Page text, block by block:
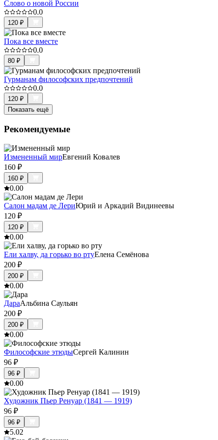
Слово о новой России
0.0
120 ₽
Пока все вместе
0.0
80 ₽
Гурманам философских предпочтений
0.0
120 ₽
Показать ещё
Рекомендуемые
Измененный мирЕвгений Ковалев
160 ₽
160 ₽
0.00
Салон мадам де ЛериЮрий и Аркадий Видинеевы
120 ₽
120 ₽
0.00
Ели халву, да горько во ртуЕлена Семёнова
200 ₽
200 ₽
0.00
ДараАльбина Саульян
200 ₽
200 ₽
0.00
Философские этюдыСергей Калинин
96 ₽
96 ₽
0.00
Художник Пьер Ренуар (1841 — 1919)
96 ₽
96 ₽
5.02